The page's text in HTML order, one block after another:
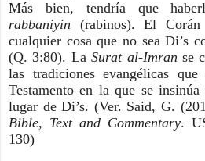
rabbaniyin (rabinos). El
cualquier cosa que no sea Di’s
(Q. 3:80). La Surat al-Imran se
las tradiciones evangélicas
Testamento en la que se
lugar de Di’s. (Ver. Said, G.
Bible, Text and Commentary.
130)